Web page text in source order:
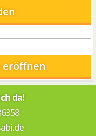
eröffnen
da!